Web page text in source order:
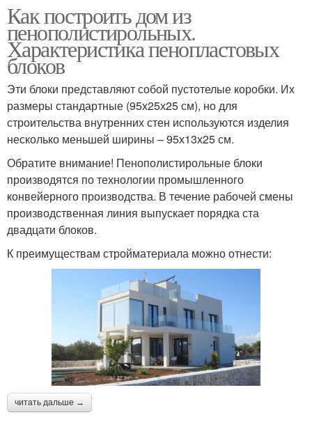
Как построить дом из
пенополистирольных.
Характеристика пенопластовых
блоков
Эти блоки представляют собой пустотелые коробки. Их
размеры стандартные (95х25х25 см), но для
строительства внутренних стен используются изделия
несколько меньшей ширины – 95х13х25 см.
Обратите внимание! Пенополистирольные блоки
производятся по технологии промышленного
конвейерного производства. В течение рабочей смены
производственная линия выпускает порядка ста
двадцати блоков.
К преимуществам стройматериала можно отнести:
читать дальше →